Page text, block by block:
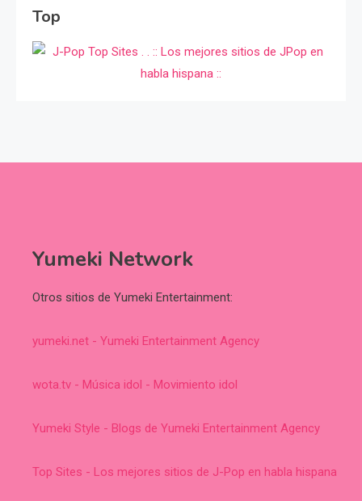
Top
Yumeki Network
Otros sitios de Yumeki Entertainment:
yumeki.net - Yumeki Entertainment Agency
wota.tv - Música idol - Movimiento idol
Yumeki Style - Blogs de Yumeki Entertainment Agency
Top Sites - Los mejores sitios de J-Pop en habla hispana